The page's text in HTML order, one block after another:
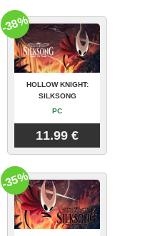
HOLLOW KNIGHT:
SILKSONG
PC
11.99 €
-38%
-35%